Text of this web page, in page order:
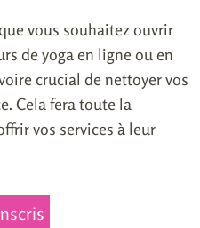
vous souhaitez ouvrir
de yoga en ligne ou en
crucial de nettoyer vos
Cela fera toute la
vos services à leur